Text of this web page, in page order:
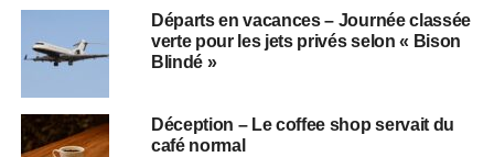
Départs en vacances – Journée classée
verte pour les jets privés selon « Bison
Blindé »
Déception – Le coffee shop servait du
café normal